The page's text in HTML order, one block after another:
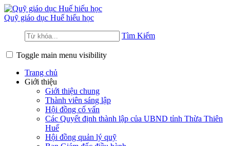
Quỹ giáo dục Huế hiếu học
Tìm Kiếm
Toggle main menu visibility
Trang chủ
Giới thiệu
Giới thiệu chung
Thành viên sáng lập
Hội đồng cố vấn
Các Quyết định thành lập của UBND tỉnh Thừa Thiên
Huế
Hội đồng quản lý quỹ